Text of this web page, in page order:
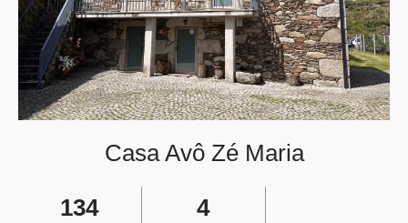
Casa Avô Zé Maria
134
4